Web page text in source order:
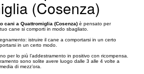
(Cosenza)
cani a Quattromiglia (Cosenza) è pensato per
cane si comporti in modo sbagliato.
istruire il cane a comportarsi in un certo
in un certo modo.
per lo più l’addestramento in positivo con ricompensa.
sono solite avere luogo dalle 3 alle 4 volte a
di mezz’ora.